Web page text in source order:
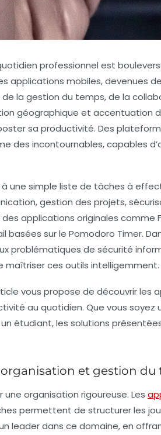
professionnel est
applications mobiles, devenues
la gestion du temps, de la
géographique et accentuation
sa productivité. Des
des incontournables, capables
une simple liste de tâches à
gestion des projets,
applications originales comme
basées sur le Pomodoro Timer.
problématiques de sécurité
maîtriser ces outils intelligemment.
vous propose de découvrir les
au quotidien. Que vous soyez
étudiant, les solutions
et gestion du
organisation rigoureuse. Les
permettent de structurer les
leader dans ce domaine, en